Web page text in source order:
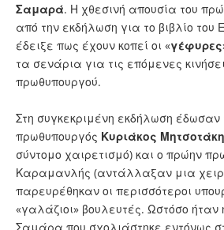
Σαμαρά. Η χθεσινή απουσία του
από την εκδήλωση για το βιβλίο του
έδειξε πως έχουν κοπεί οι «γέφυρες
τα σενάρια για τις επόμενες
πρωθυπουργού.
Στη συγκεκριμένη εκδήλωση
πρωθυπουργός Κυριάκος
σύντομο χαιρετισμό) και ο πρώην
Καραμανλής (αντάλλαξαν μια
παρευρέθηκαν οι περισσότεροι
«γαλάζιοι» βουλευτές. Ωστόσο ήταν
Σαμάρα που σχολιάστηκε εντόνως